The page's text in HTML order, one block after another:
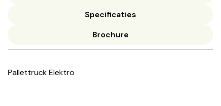
Specificaties
Brochure
Pallettruck Elektro